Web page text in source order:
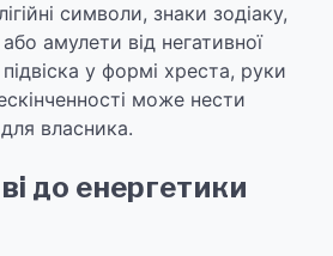
символи, знаки зодіаку,
амулети від негативної
у формі хреста, руки
може нести
власника.
до енергетики